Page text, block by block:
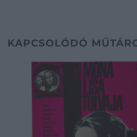
KAPCSOLÓDÓ